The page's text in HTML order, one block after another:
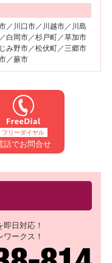
／川口市／川越市／川島
白岡市／杉戸町／草加市
み野市／松伏町／三郷市
／蕨市
フリーダイヤル
話でお問合せ
日対応！
ークス！